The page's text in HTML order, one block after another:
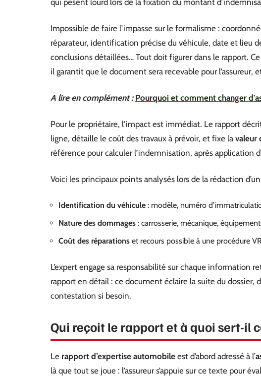
qui pèsent lourd lors de la fixation du montant
Impossible de faire l’impasse sur le formalisme :
réparateur, identification précise du véhicule, date et lieu
conclusions détaillées… Tout doit figurer dans le rapport.
il garantit que le document sera recevable pour l’assureur,
A lire en complément : Pourquoi et comment changer
Pour le propriétaire, l’impact est immédiat. Le rapport
ligne, détaille le coût des travaux à prévoir, et fixe la valeur
référence pour calculer l’indemnisation, après application
Voici les principaux points analysés lors de la rédaction
Identification du véhicule : modèle, numéro
Nature des dommages : carrosserie, mécanique,
Coût des réparations et recours possible à une procédure
L’expert engage sa responsabilité sur chaque information
rapport en détail : ce document éclaire la suite du dossier,
contestation si besoin.
Qui reçoit le rapport et à quoi sert-il
Le rapport d’expertise automobile est d’abord adressé à l’
là que tout se joue : l’assureur s’appuie sur ce texte pour